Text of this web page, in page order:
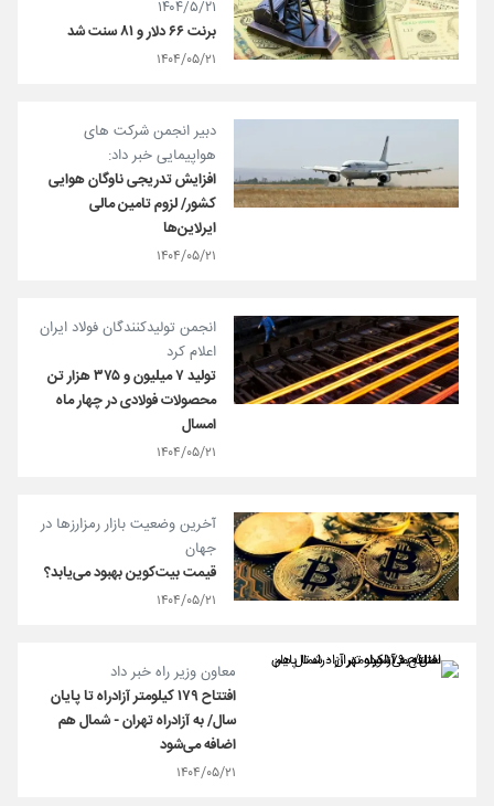
۱۴۰۴/۵/۲۱
برنت ۶۶ دلار و ۸۱ سنت شد
۱۴۰۴/۰۵/۲۱
دبیر انجمن شرکت های
هواپیمایی خبر داد:
افزایش تدریجی ناوگان هوایی
کشور/ لزوم تامین مالی
ایرلاین‌ها
۱۴۰۴/۰۵/۲۱
انجمن تولیدکنندگان فولاد ایران
اعلام کرد
تولید ۷ میلیون و ۳۷۵ هزار تن
محصولات فولادی در چهار ماه
امسال
۱۴۰۴/۰۵/۲۱
آخرین وضعیت بازار رمزارزها در
جهان
قیمت بیت‌کوین بهبود می‌یابد؟
۱۴۰۴/۰۵/۲۱
معاون وزیر راه خبر داد
افتتاح ۱۷۹ کیلومتر آزادراه تا پایان
سال/ به آزادراه تهران - شمال هم
اضافه می‌شود
۱۴۰۴/۰۵/۲۱